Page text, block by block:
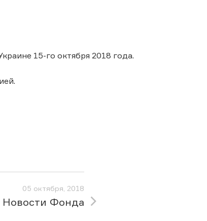
15-го октября 2018 года.
05 октября, 2018
Новости Фонда